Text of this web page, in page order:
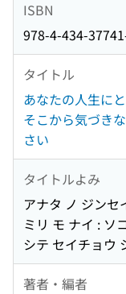
ISBN
978-4-434-
タイトル
あなたの人生に
そこから気づき
さい
タイトルよみ
アナタ ノ ジンセ
ミリ モ ナイ : ソ
シテ セイチョウ
著者・編者